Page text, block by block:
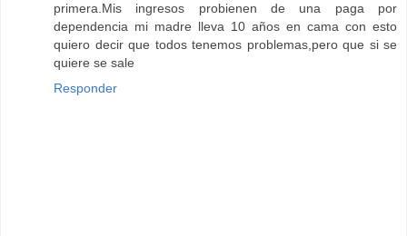
primera.Mis ingresos probienen de una paga por
dependencia mi madre lleva 10 años en cama con esto
quiero decir que todos tenemos problemas,pero que si se
quiere se sale
Responder